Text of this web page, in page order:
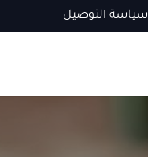
سياسة التوصيل